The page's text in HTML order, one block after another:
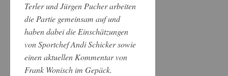
Terler und Jürgen Pucher arbeiten
die Partie gemeinsam auf und
haben dabei die Einschätzungen
von Sportchef Andi Schicker sowie
einen aktuellen Kommentar von
Frank Wonisch im Gepäck.